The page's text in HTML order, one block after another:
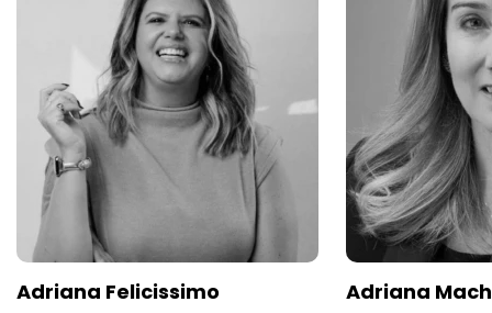
Adriana Felicissimo Adriana